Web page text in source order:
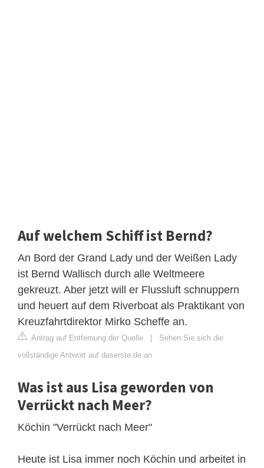
Auf welchem Schiff ist Bernd?
An Bord der Grand Lady und der Weißen Lady
ist Bernd Wallisch durch alle Weltmeere
gekreuzt. Aber jetzt will er Flussluft schnuppern
und heuert auf dem Riverboat als Praktikant von
Kreuzfahrtdirektor Mirko Scheffe an.
Antrag auf Entfernung der Quelle | Sehen Sie sich die
vollständige Antwort auf daserste.de an
Was ist aus Lisa geworden von
Verrückt nach Meer?
Köchin "Verrückt nach Meer"
Heute ist Lisa immer noch Köchin und arbeitet in